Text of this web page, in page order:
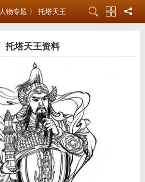
人物专题 〉 托塔天王
托塔天王资料